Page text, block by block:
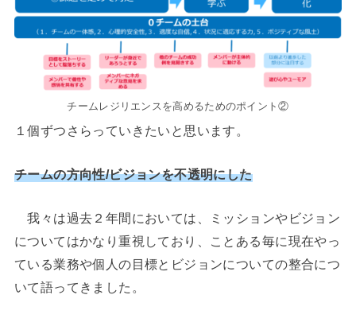
チームレジリエンスを高めるためのポイント②
１個ずつさらっていきたいと思います。
チームの方向性/ビジョンを不透明にした
我々は過去２年間においては、ミッションやビジョン
についてはかなり重視しており、ことある毎に現在やっ
ている業務や個人の目標とビジョンについての整合につ
いて語ってきました。